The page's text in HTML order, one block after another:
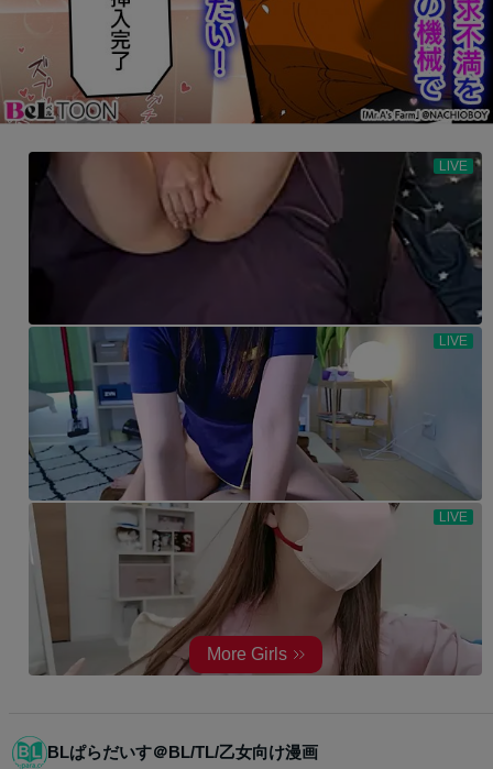
BLぱらだいす＠BL/TL/乙女向け漫画